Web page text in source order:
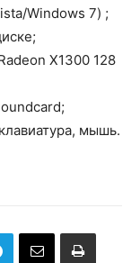
Windows 7) ;
X1300 128
мышь.